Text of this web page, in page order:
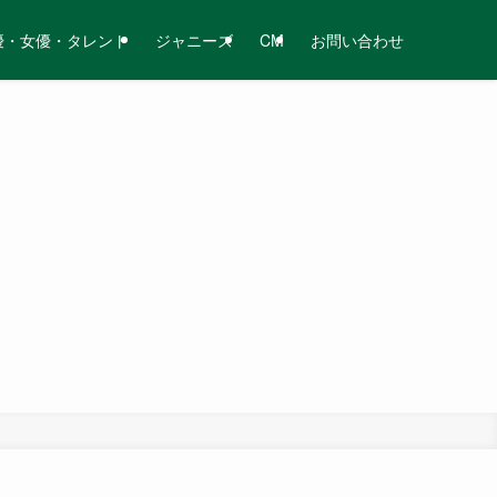
・女優・タレント ジャニーズ CM お問い合わせ